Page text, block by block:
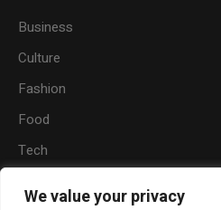
We value your privacy
Business
Culture
Fashion
Food
Tech